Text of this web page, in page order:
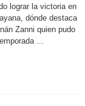
lograr la victoria en
dónde destaca
Zanni quien pudo
...